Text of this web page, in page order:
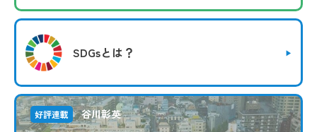
SDGsとは？
好評連載 谷川彰英